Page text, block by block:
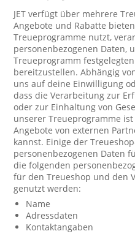
JET verfügt über mehrere
Angebote und Rabatte
Treueprogramme nutzt,
personenbezogenen Daten,
Treueprogramm
bereitzustellen. Abhängig
uns auf deine Einwilligung
dass die Verarbeitung zur
oder zur Einhaltung von
unserer Treueprogramme
Angebote von externen
kannst. Einige der
personenbezogenen Daten
die folgenden
für den Treueshop und den
genutzt werden:
Name
Adressdaten
Kontaktangaben